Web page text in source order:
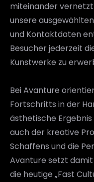
miteinander
unsere
und Kontaktdaten
Besucher jederzeit
Kunstwerke zu
Bei Avanture
Fortschritts in der
ästhetische
auch der kreative
Schaffens und die
Avanture setzt
die heutige „Fast